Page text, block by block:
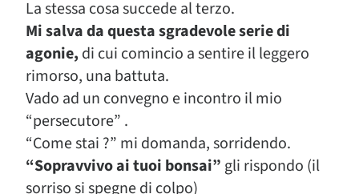
La stessa cosa succede al terzo.
Mi salva da questa sgradevole serie di
agonie, di cui comincio a sentire il leggero
rimorso, una battuta.
Vado ad un convegno e incontro il mio
“persecutore” .
“Come stai ?” mi domanda, sorridendo.
“Sopravvivo ai tuoi bonsai” gli rispondo (il
sorriso si spegne di colpo)